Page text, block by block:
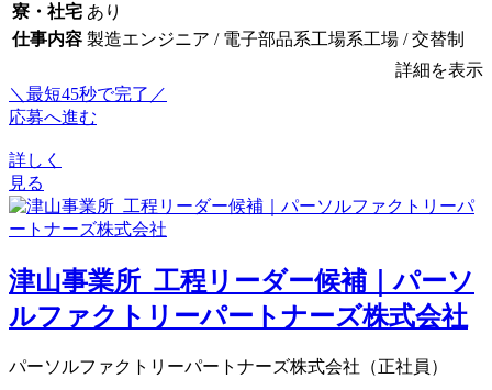
寮・社宅 あり
仕事内容 製造エンジニア / 電子部品系工場系工場 / 交替制
詳細を表示
＼最短45秒で完了／
応募へ進む
詳しく
見る
津山事業所_工程リーダー候補｜パーソ
ルファクトリーパートナーズ株式会社
パーソルファクトリーパートナーズ株式会社（正社員）